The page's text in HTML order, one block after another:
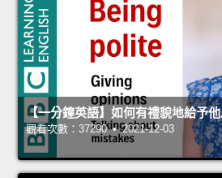
【一分鐘英語】如何有禮貌地給予
觀看次數：37290 • 2021-12-03